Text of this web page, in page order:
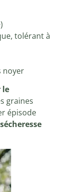
tolérant à
noyer
le
graines
épisode
sécheresse